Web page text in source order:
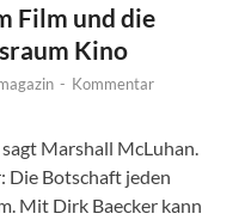
Film und die
Kino
- Kommentar
Marshall McLuhan.
Die Botschaft jeden
Mit Dirk Baecker kann